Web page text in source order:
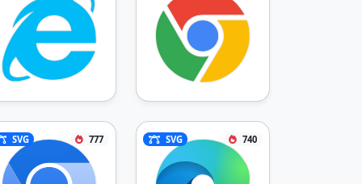
SVG 777 SVG 740